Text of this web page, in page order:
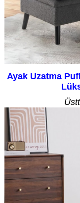
Ayak Uzatma